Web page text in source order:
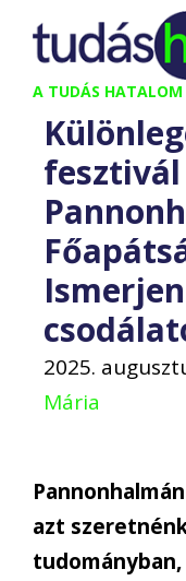
Kilépés
tartalomba
A TUDÁS HATALOM
fesztivál
2025.
Mária
azt
tudományban,